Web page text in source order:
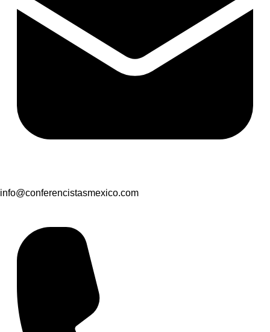
info@conferencistasmexico.com